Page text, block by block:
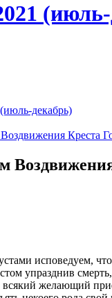
декабрь)
Креста
исповедуем,
упразднив
желающий